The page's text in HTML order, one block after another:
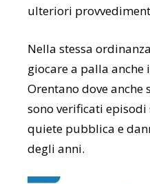
ulteriori
Nella stessa
giocare a palla anche
Orentano dove anche
sono verificati
quiete pubblica e
degli anni.